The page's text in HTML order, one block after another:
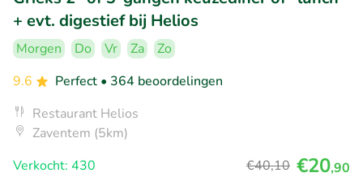
+ evt. digestief bij Helios
Morgen Do Vr Za
Zo
9.6
Perfect • 364 beoordelingen
Restaurant Helios
Zaventem (5km)
Verkocht: 430
€40,10 €20,90